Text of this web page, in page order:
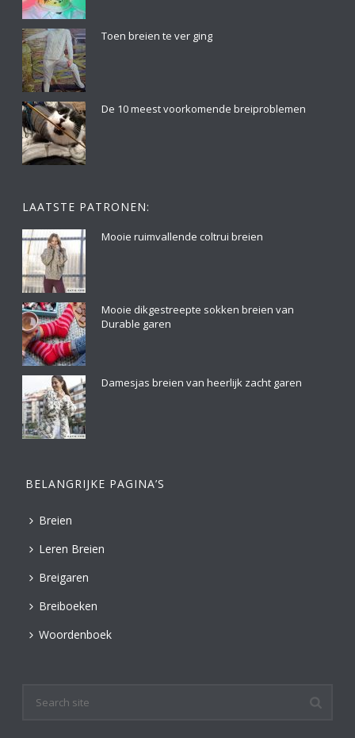
Toen breien te ver ging
De 10 meest voorkomende breiproblemen
LAATSTE PATRONEN:
Mooie ruimvallende coltrui breien
Mooie dikgestreepte sokken breien van
Durable garen
Damesjas breien van heerlijk zacht garen
BELANGRIJKE PAGINA’S
Breien
Leren Breien
Breigaren
Breiboeken
Woordenboek